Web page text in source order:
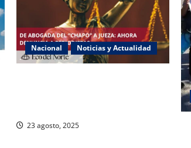
Nacional Noticias y Actualidad
23 agosto, 2025